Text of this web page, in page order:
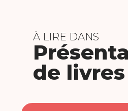
À LIRE DANS
de livres